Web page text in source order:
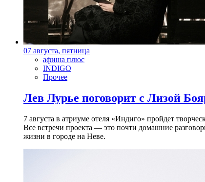
07 августа, пятница
афиша плюс
INDIGO
Прочее
Лев Лурье поговорит с Лизой
7 августа в атриуме отеля «Индиго» пройдет
Все встречи проекта — это почти домашние
жизни в городе на Неве.